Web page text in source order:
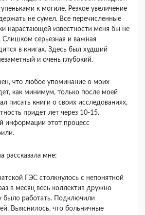
к могиле. Резкое увеличение
не сумел. Все перечисленные
нарастающей известности ме­ня бы не
Слишком серьезная и важная
в книгах. Здесь был худший
и очень глубокий.
что любое упоминание о моих
как минимум, только после моей
писать книги о своих исследованиях,
придет лет через 10-15.
ин­формации этот процесс
мне:
ГЭС столкнулось с непонятной
в месяц весь коллектив дружно
было рабо­тать. Подключили
Выясни­лось, что больничные